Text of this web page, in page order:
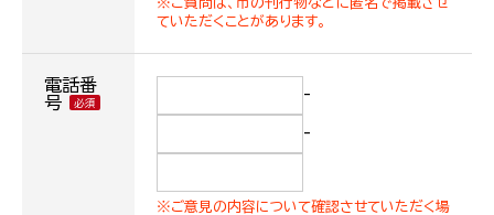
ていただくことがあります。
電話番
号
-
-
※ご意見の内容について確認させていただく場